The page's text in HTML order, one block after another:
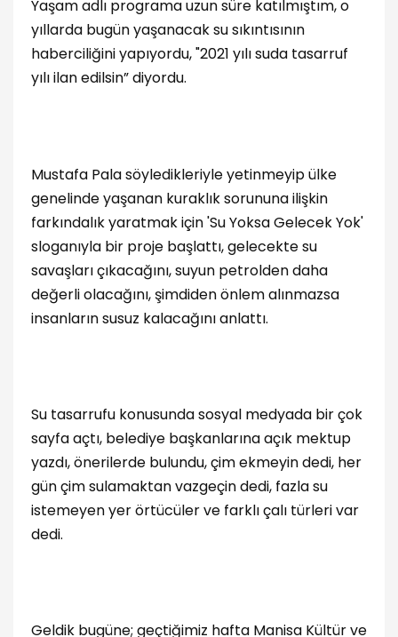
Yaşam adlı programa uzun süre katılmıştım, o
yıllarda bugün yaşanacak su sıkıntısının
haberciliğini yapıyordu, "2021 yılı suda tasarruf
yılı ilan edilsin” diyordu.
Mustafa Pala söyledikleriyle yetinmeyip ülke
genelinde yaşanan kuraklık sorununa ilişkin
farkındalık yaratmak için 'Su Yoksa Gelecek Yok'
sloganıyla bir proje başlattı, gelecekte su
savaşları çıkacağını, suyun petrolden daha
değerli olacağını, şimdiden önlem alınmazsa
insanların susuz kalacağını anlattı.
Su tasarrufu konusunda sosyal medyada bir çok
sayfa açtı, belediye başkanlarına açık mektup
yazdı, önerilerde bulundu, çim ekmeyin dedi, her
gün çim sulamaktan vazgeçin dedi, fazla su
istemeyen yer örtücüler ve farklı çalı türleri var
dedi.
Geldik bugüne; geçtiğimiz hafta Manisa Kültür ve